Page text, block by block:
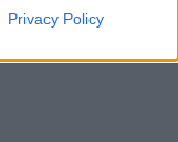
Privacy Policy